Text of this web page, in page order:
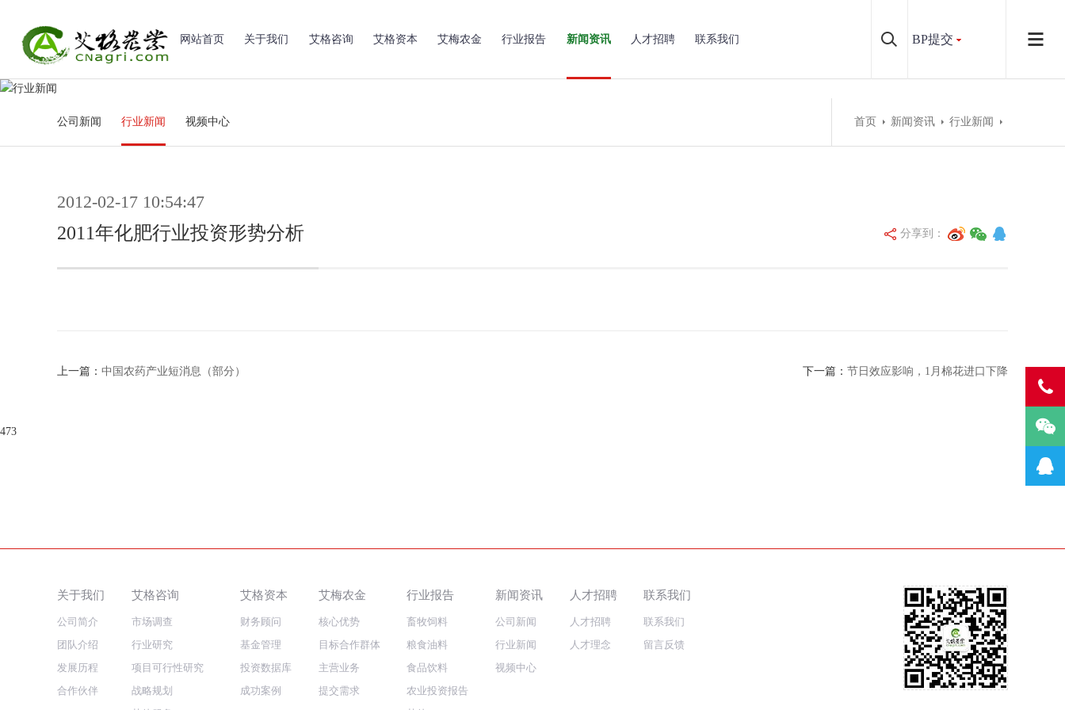
网站首页 关于我们 艾格咨询 艾格资本 艾梅农金 行业报告 新闻资讯 人才招聘 联系我们 BP提交
公司新闻 行业新闻 视频中心 首页 新闻资讯 行业新闻
2012-02-17 10:54:47
2011年化肥行业投资形势分析 分享到：
上一篇： 中国农药产业短消息（部分） 下一篇： 节日效应影响，1月棉花进口下降
关于我们
公司简介
团队介绍
发展历程
合作伙伴
艾格咨询
市场调查
行业研究
项目可行性研究
战略规划
艾格资本
财务顾问
基金管理
投资数据库
成功案例
艾梅农金
核心优势
目标合作群体
主营业务
提交需求
行业报告
畜牧饲料
粮食油料
食品饮料
农业投资报告
新闻资讯
公司新闻
行业新闻
视频中心
人才招聘
人才招聘
人才理念
联系我们
联系我们
留言反馈
473